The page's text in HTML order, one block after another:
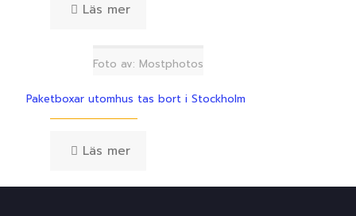
Läs mer
Foto av: Mostphotos
Paketboxar utomhus tas bort i Stockholm
Läs mer